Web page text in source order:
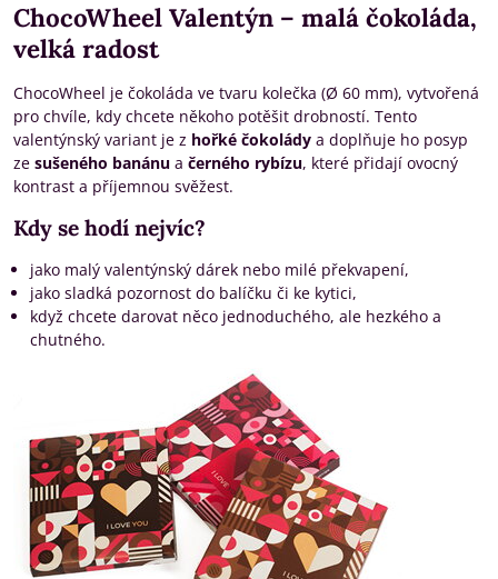
ChocoWheel Valentýn – malá čokoláda,
velká radost
ChocoWheel je čokoláda ve tvaru kolečka (Ø 60 mm), vytvořená
pro chvíle, kdy chcete někoho potěšit drobností. Tento
valentýnský variant je z hořké čokolády a doplňuje ho posyp
ze sušeného banánu a černého rybízu, které přidají ovocný
kontrast a příjemnou svěžest.
Kdy se hodí nejvíc?
jako malý valentýnský dárek nebo milé překvapení,
jako sladká pozornost do balíčku či ke kytici,
když chcete darovat něco jednoduchého, ale hezkého a
chutného.